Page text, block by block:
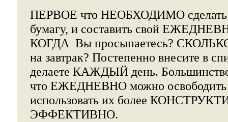
ПЕРВОЕ что НЕОБХОДИМО сделать
бумагу, и составить свой
КОГДА Вы просыпаетесь?
на завтрак? Постепенно внесите в
делаете КАЖДЫЙ день.
что ЕЖЕДНЕВНО можно
использовать их более
ЭФФЕКТИВНО.